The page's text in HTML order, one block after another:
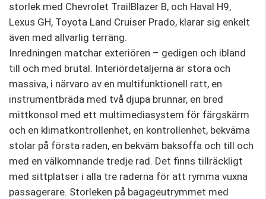
storlek med Chevrolet TrailBlazer B, och Haval H9,
Lexus GH, Toyota Land Cruiser Prado, klarar sig enkelt
även med allvarlig terräng.
Inredningen matchar exteriören – gedigen och ibland
till och med brutal. Interiördetaljerna är stora och
massiva, i närvaro av en multifunktionell ratt, en
instrumentbräda med två djupa brunnar, en bred
mittkonsol med ett multimediasystem för färgskärm
och en klimatkontrollenhet, en kontrollenhet, bekväma
stolar på första raden, en bekväm baksoffa och till och
med en välkomnande tredje rad. Det finns tillräckligt
med sittplatser i alla tre raderna för att rymma vuxna
passagerare. Storleken på bagageutrymmet med